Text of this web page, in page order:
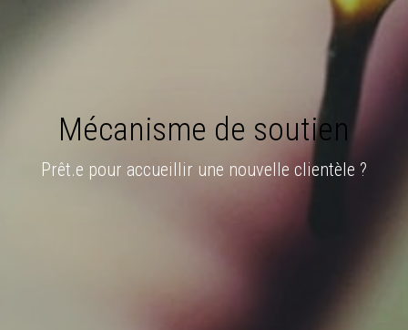
Mécanisme de soutien
Prêt.e pour accueillir une nouvelle clientèle ?